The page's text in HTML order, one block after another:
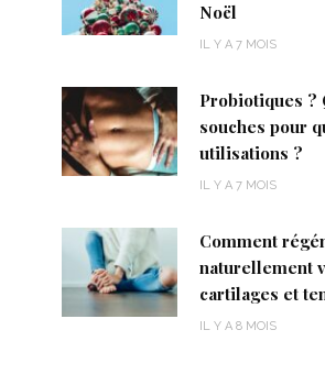
Noël
IL Y A 7 MOIS
Probiotiques ?
souches pour
utilisations ?
IL Y A 7 MOIS
Comment
naturellement
cartilages et
IL Y A 8 MOIS